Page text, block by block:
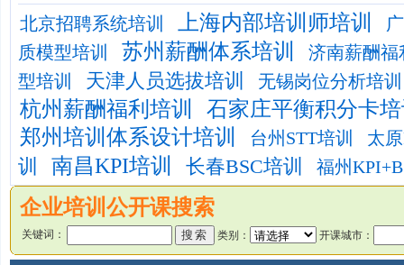
北京招聘系统培训 上海内部培训师培训
质模型培训
苏州薪酬体系培训
济南薪酬福
型培训
天津人员选拔培训 无锡岗位分析培训
杭州薪酬福利培训
石家庄平衡积分卡
郑州培训体系设计培训
台州STT培训 太
训 南昌KPI培训 长春BSC培训 福州
企业培训公开课搜索
关键词： 类别： 开课城市：